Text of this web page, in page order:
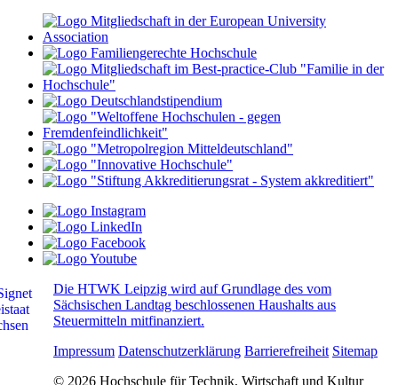
Die HTWK Leipzig wird auf Grundlage des vom
Sächsischen Landtag beschlossenen Haushalts aus
Steuermitteln mitfinanziert.
Impressum Datenschutzerklärung Barrierefreiheit Sitemap
© 2026 Hochschule für Technik, Wirtschaft und Kultur